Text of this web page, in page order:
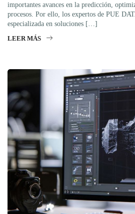
importantes avances en la predicción,
procesos. Por ello, los expertos de PUE
especializada en soluciones […]
LEER MÁS